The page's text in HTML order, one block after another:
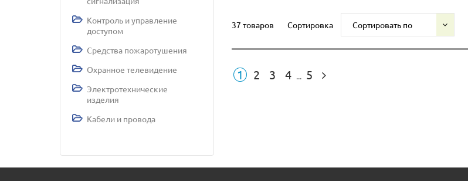
Контроль и управление
доступом
Средства пожаротушения
Охранное телевидение
Электротехнические
изделия
Кабели и провода
37 товаров Сортировка Сортировать по
1 2 3 4 ... 5